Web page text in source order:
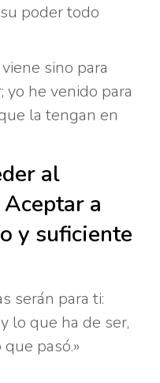
poder todo
sino para
he venido para
la tengan en
al
a
y suficiente
serán para ti:
lo que ha de ser,
pasó.»